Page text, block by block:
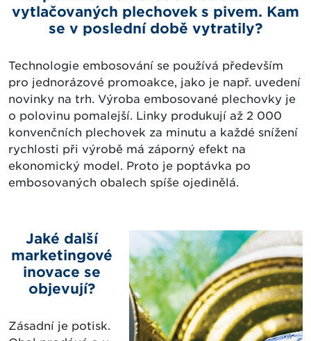
vytlačovaných plechovek s pivem. Kam
se v poslední době vytratily?
Technologie embosování se používá především
pro jednorázové promoakce, jako je např. uvedení
novinky na trh. Výroba embosované plechovky je
o polovinu pomalejší. Linky produkují až 2 000
konvenčních plechovek za minutu a každé snížení
rychlosti při výrobě má záporný efekt na
ekonomický model. Proto je poptávka po
embosovaných obalech spíše ojedinělá.
Jaké další
marketingové
inovace se
objevují?
Zásadní je potisk.